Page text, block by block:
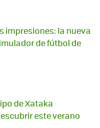
impresiones: la nueva
de fútbol de
de Xataka
este verano